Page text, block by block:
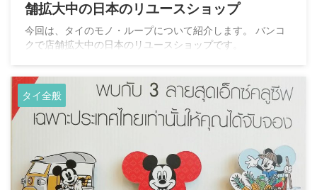
舗拡大中の日本のリユースショップ
今回は、タイのモノ・ループについて紹介します。 バンコ
クで店舗拡大中の日本のリユースショップです。
タイ全般